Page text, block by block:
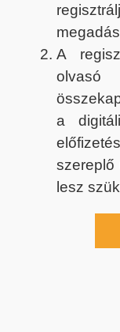
A
a
szereplő
lesz